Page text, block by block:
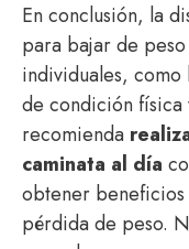
En conclusión, la
para bajar de
individuales,
de condición física
recomienda
caminata al día
obtener
pérdida de peso.